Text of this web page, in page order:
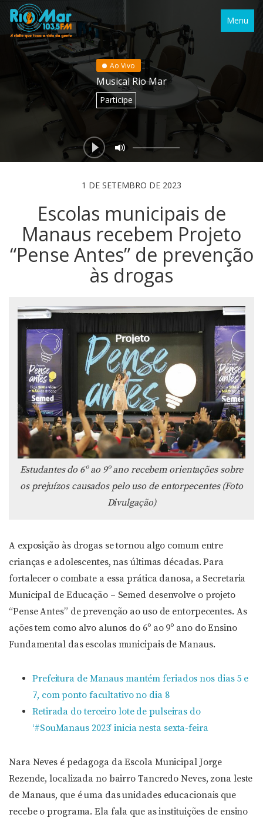
Menu
Ao Vivo
Musical Rio Mar
Participe
1 DE SETEMBRO DE 2023
Escolas municipais de
Manaus recebem Projeto
“Pense Antes” de prevenção
às drogas
Estudantes do 6º ao 9º ano recebem orientações sobre
os prejuízos causados pelo uso de entorpecentes (Foto
Divulgação)
A exposição às drogas se tornou algo comum entre
crianças e adolescentes, nas últimas décadas. Para
fortalecer o combate a essa prática danosa, a Secretaria
Municipal de Educação – Semed desenvolve o projeto
“Pense Antes” de prevenção ao uso de entorpecentes. As
ações tem como alvo alunos do 6º ao 9º ano do Ensino
Fundamental das escolas municipais de Manaus.
Prefeitura de Manaus mantém feriados nos dias 5 e
7, com ponto facultativo no dia 8
Retirada do terceiro lote de pulseiras do
‘#SouManaus 2023’ inicia nesta sexta-feira
Nara Neves é pedagoga da Escola Municipal Jorge
Rezende, localizada no bairro Tancredo Neves, zona leste
de Manaus, que é uma das unidades educacionais que
recebe o programa. Ela fala que as instituições de ensino